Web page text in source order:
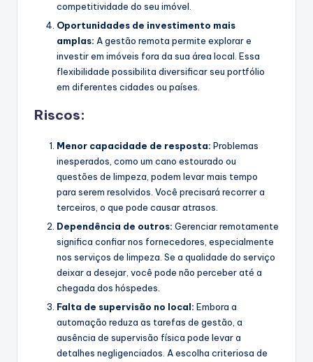
competitividade do seu imóvel.
Oportunidades de investimento mais
amplas: A gestão remota permite explorar e
investir em imóveis fora da sua área local. Essa
flexibilidade possibilita diversificar seu portfólio
em diferentes cidades ou países.
Riscos:
Menor capacidade de resposta: Problemas
inesperados, como um cano estourado ou
questões de limpeza, podem levar mais tempo
para serem resolvidos. Você precisará recorrer a
terceiros, o que pode causar atrasos.
Dependência de outros: Gerenciar remotamente
significa confiar nos fornecedores, especialmente
nos serviços de limpeza. Se a qualidade do serviço
deixar a desejar, você pode não perceber até a
chegada dos hóspedes.
Falta de supervisão no local: Embora a
automação reduza as tarefas de gestão, a
ausência de supervisão física pode levar a
detalhes negligenciados. A escolha criteriosa de